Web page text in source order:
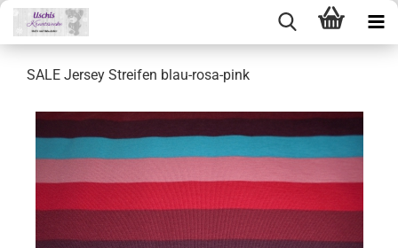
SALE Jersey Streifen blau-rosa-pink